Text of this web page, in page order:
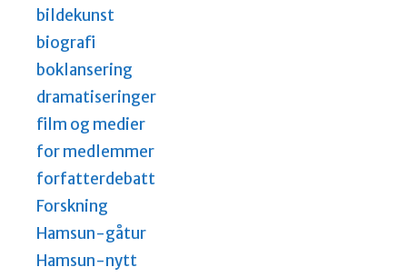
bildekunst
biografi
boklansering
dramatiseringer
film og medier
for medlemmer
forfatterdebatt
Forskning
Hamsun-gåtur
Hamsun-nytt